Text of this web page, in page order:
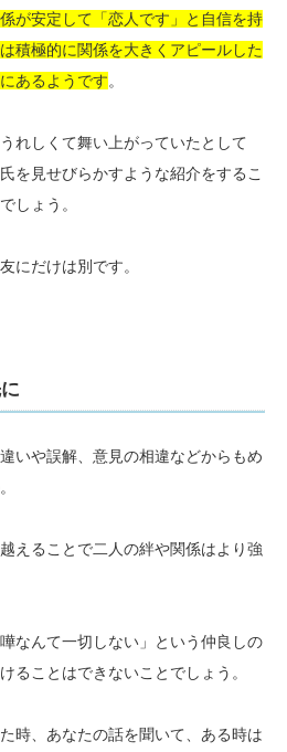
が安定して「恋人です」と自信を持
積極的に関係を大きくアピールした
あるようです。
れしくて舞い上がっていたとして
を見せびらかすような紹介をするこ
しょう。
にだけは別です。
いや誤解、意見の相違などからもめ
えることで二人の絆や関係はより強
なんて一切しない」という仲良しの
ることはできないことでしょう。
時、あなたの話を聞いて、ある時は